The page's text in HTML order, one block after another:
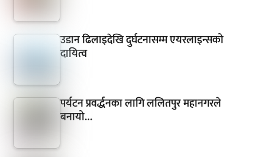
उडान ढिलाइदेखि दुर्घटनासम्म एयरलाइन्सको
दायित्व
पर्यटन प्रवर्द्धनका लागि ललितपुर महानगरले
बनायो…